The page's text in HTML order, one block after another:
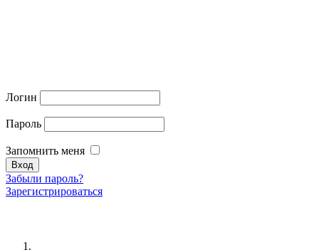
Логин
Пароль
Запомнить меня
Забыли пароль?
Зарегистрироваться